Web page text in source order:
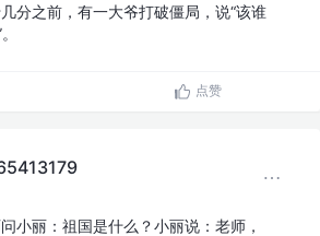
分之前，有一大爷打破僵局，说“该谁
点赞
小丽：祖国是什么？小丽说：老师，